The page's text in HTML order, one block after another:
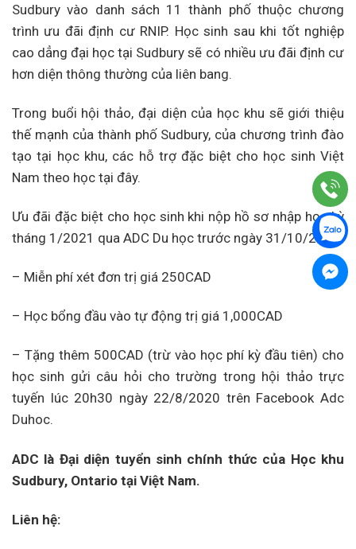
Sudbury vào danh sách 11 thành phố thuộc chương
trình ưu đãi định cư RNIP. Học sinh sau khi tốt nghiệp
cao dẳng đại học tại Sudbury sẽ có nhiều ưu đãi định cư
hơn diện thông thường của liên bang.
Trong buổi hội thảo, đại diện của học khu sẽ giới thiệu
thế mạnh của thành phố Sudbury, của chương trình đào
tạo tại học khu, các hỗ trợ đặc biệt cho học sinh Việt
Nam theo học tại đây.
Ưu đãi đặc biệt cho học sinh khi nộp hồ sơ nhập học kỳ
tháng 1/2021 qua ADC Du học trước ngày 31/10/2020:
– Miễn phí xét đơn trị giá 250CAD
– Học bổng đầu vào tự động trị giá 1,000CAD
– Tặng thêm 500CAD (trừ vào học phí kỳ đầu tiên) cho
học sinh gửi câu hỏi cho trường trong hội thảo trực
tuyến lúc 20h30 ngày 22/8/2020 trên Facebook Adc
Duhoc.
ADC là Đại diện tuyển sinh chính thức của Học khu
Sudbury, Ontario tại Việt Nam.
Liên hệ: